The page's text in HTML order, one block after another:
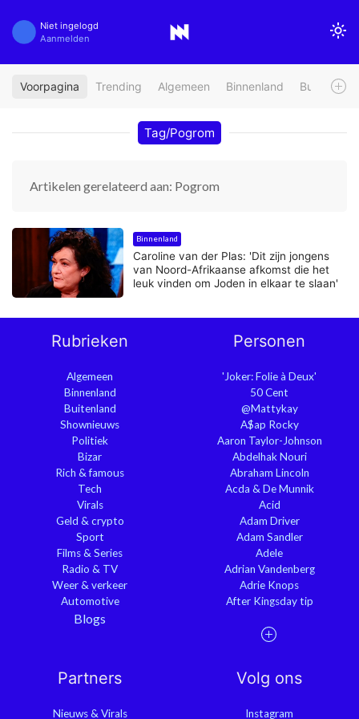
Niet ingelogd
Aanmelden
Voorpagina Trending Algemeen Binnenland Buitenland
Tag/Pogrom
Artikelen gerelateerd aan: Pogrom
Binnenland
Caroline van der Plas: 'Dit zijn jongens
van Noord-Afrikaanse afkomst die het
leuk vinden om Joden in elkaar te slaan'
Rubrieken
Algemeen
Binnenland
Buitenland
Shownieuws
Politiek
Bizar
Rich & famous
Tech
Virals
Geld & crypto
Sport
Films & Series
Radio & TV
Weer & verkeer
Automotive
Blogs
Personen
'Joker: Folie à Deux'
50 Cent
@Mattykay
A$ap Rocky
Aaron Taylor-Johnson
Abdelhak Nouri
Abraham Lincoln
Acda & De Munnik
Acid
Adam Driver
Adam Sandler
Adele
Adrian Vandenberg
Adrie Knops
After Kingsday tip
Partners
Nieuws & Virals
Volg ons
Instagram